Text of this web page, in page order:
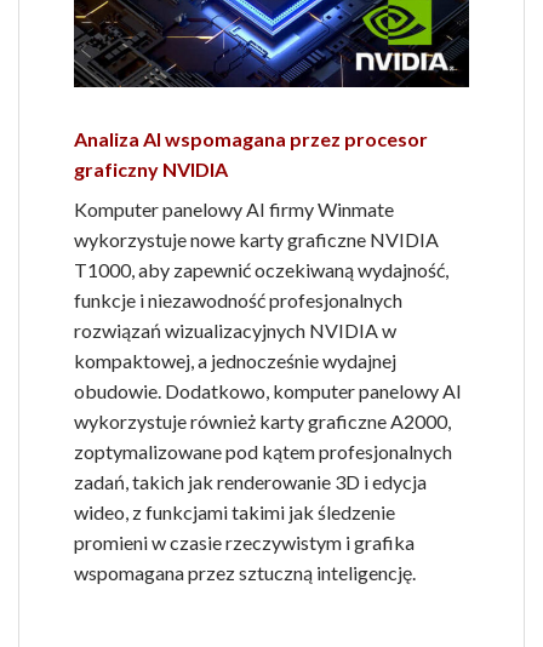
Analiza AI wspomagana przez procesor
graficzny NVIDIA
Komputer panelowy AI firmy Winmate
wykorzystuje nowe karty graficzne NVIDIA
T1000, aby zapewnić oczekiwaną wydajność,
funkcje i niezawodność profesjonalnych
rozwiązań wizualizacyjnych NVIDIA w
kompaktowej, a jednocześnie wydajnej
obudowie. Dodatkowo, komputer panelowy AI
wykorzystuje również karty graficzne A2000,
zoptymalizowane pod kątem profesjonalnych
zadań, takich jak renderowanie 3D i edycja
wideo, z funkcjami takimi jak śledzenie
promieni w czasie rzeczywistym i grafika
wspomagana przez sztuczną inteligencję.